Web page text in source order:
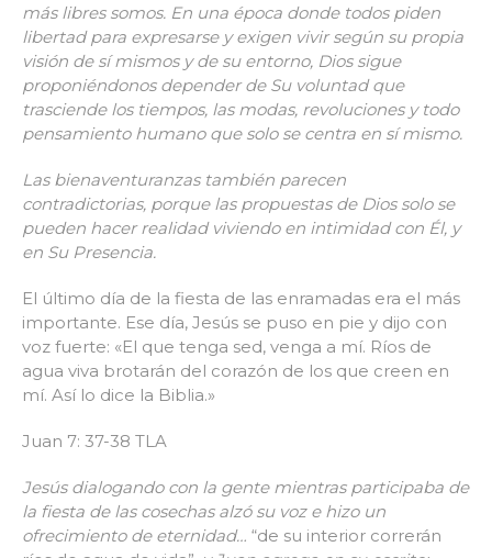
más libres somos. En una época donde todos piden
libertad para expresarse y exigen vivir según su propia
visión de sí mismos y de su entorno, Dios sigue
proponiéndonos depender de Su voluntad que
trasciende los tiempos, las modas, revoluciones y todo
pensamiento humano que solo se centra en sí mismo.
Las bienaventuranzas también parecen
contradictorias, porque las propuestas de Dios solo se
pueden hacer realidad viviendo en intimidad con Él, y
en Su Presencia.
El último día de la fiesta de las enramadas era el más
importante. Ese día, Jesús se puso en pie y dijo con
voz fuerte: «El que tenga sed, venga a mí. Ríos de
agua viva brotarán del corazón de los que creen en
mí. Así lo dice la Biblia.»
Juan 7: 37-38 TLA
Jesús dialogando con la gente mientras participaba de
la fiesta de las cosechas alzó su voz e hizo un
ofrecimiento de eternidad… “de su interior correrán